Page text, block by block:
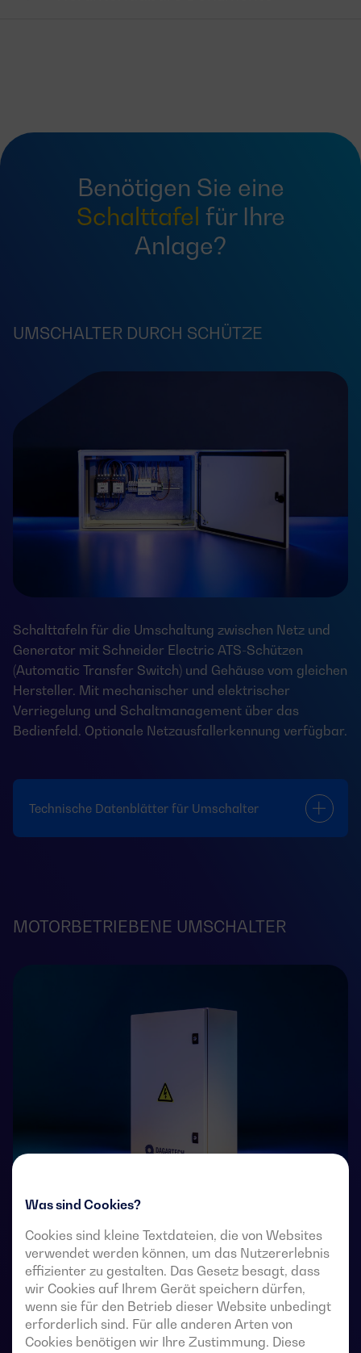
Was sind Cookies?
Cookies sind kleine Textdateien, die von Websites
verwendet werden können, um das Nutzererlebnis
effizienter zu gestalten. Das Gesetz besagt, dass
wir Cookies auf Ihrem Gerät speichern dürfen,
wenn sie für den Betrieb dieser Website unbedingt
erforderlich sind. Für alle anderen Arten von
Cookies benötigen wir Ihre Zustimmung. Diese
Benötigen Sie eine
Schalttafel für Ihre
Anlage?
UMSCHALTER DURCH SCHÜTZE
Schalttafeln für die Umschaltung zwischen Netz und
Generator mit Schneider Electric ATS-Schützen
(Automatic Transfer Switch) und Gehäuse vom gleichen
Hersteller. Mit mechanischer und elektrischer
Verriegelung und Schaltmanagement über das
Bedienfeld. Optionale Netzausfallerkennung verfügbar.
Technische Datenblätter für Umschalter
MOTORBETRIEBENE UMSCHALTER
Unterbrechung. Sie ermöglichen die Lastumschaltung
von zwei Drehstromquellen über potentialfreie
Fernkontakte von einer externen automatischen
Steuerung mit Impulslogik oder einem Schalter.
Sie sind für den Einsatz in Niederspannungs-